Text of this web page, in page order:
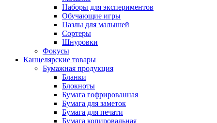
Наборы для экспериментов
Обучающие игры
Пазлы для малышей
Сортеры
Шнуровки
Фокусы
Канцелярские товары
Бумажная продукция
Бланки
Блокноты
Бумага гофрированная
Бумага для заметок
Бумага для печати
Бумага копировальная